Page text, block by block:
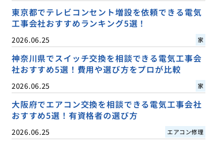
東京都でテレビコンセント増設を依頼できる電気
工事会社おすすめランキング5選！
2026.06.25 家
神奈川県でスイッチ交換を相談できる電気工事会
社おすすめ5選！費用や選び方をプロが比較
2026.06.25 家
大阪府でエアコン交換を相談できる電気工事会社
おすすめ5選！有資格者の選び方
2026.06.25 エアコン修理